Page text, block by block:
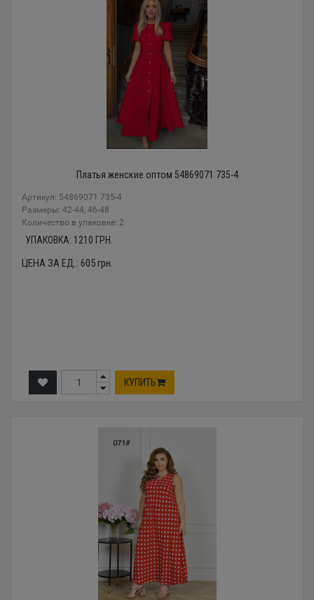
Платья женские оптом 54869071 735-4
Артикул: 54869071 735-4
Размеры: 42-44, 46-48
Количество в упаковке: 2
УПАКОВКА: 1210 ГРН.
ЦЕНА ЗА ЕД.: 605грн.
КУПИТЬ